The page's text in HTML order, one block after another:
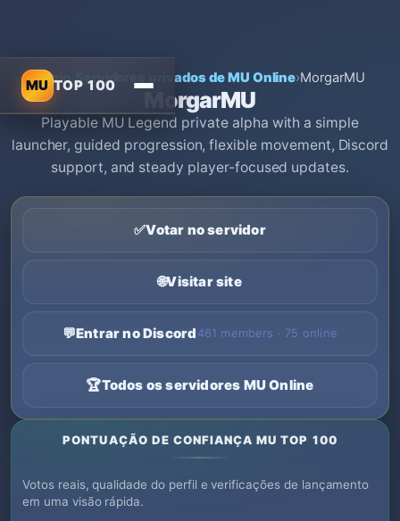
MU TOP 100
Início›Servidores privados de MU Online›MorgarMU
MorgarMU
Playable MU Legend private alpha with a simple
launcher, guided progression, flexible movement, Discord
support, and steady player-focused updates.
✅Votar no servidor
🌐Visitar site
💬Entrar no Discord 461 members · 75 online
🏆Todos os servidores MU Online
PONTUAÇÃO DE CONFIANÇA MU TOP 100
Votos reais, qualidade do perfil e verificações de lançamento
em uma visão rápida.